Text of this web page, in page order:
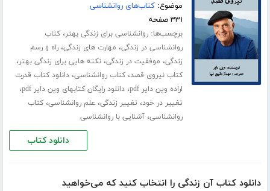
موضوع:کتاب‌های روانشناسی
۳۳۱ صفحه
برچسب‌ها:روانشناسی برای زندگی بهتر،کتاب
روانشناسی در زندگی، مهارت های زندگی،راه و رسم
زندگی، موفقیت در زندگی،نکته هایی برای زندگی بهتر،
کتاب نیروی قصد،کتاب روانشناسی،دانلود کتاب قدرت
اراده وین دایر pdf
،دانلود رایگان کتابهای وین دایر pdf ،
تغییر در خود، تغییر زندگی، علم روانشناسی،کتاب
روانشناسی،آشنایی با روانشناسی
دانلود کتاب
دانلود کتاب آن زندگی را انتخاب کنید که می‌خواهید